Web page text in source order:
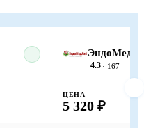
4.3 · 167
ЦЕНА
5 320 ₽